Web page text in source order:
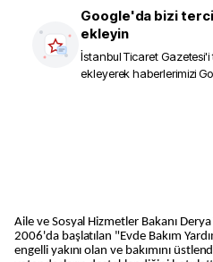
Google'da bizi
ekleyin
İstanbul Ticaret Gazetesi'i
ekleyerek haberlerimizi
Aile ve Sosyal Hizmetler Bakanı Derya
2006'da başlatılan "Evde Bakım
engelli yakını olan ve bakımını